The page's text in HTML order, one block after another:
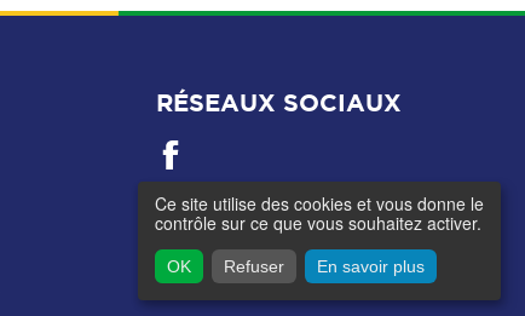
RÉSEAUX SOCIAUX
Ce site utilise des cookies et vous donne le
contrôle sur ce que vous souhaitez activer.
OK Refuser En savoir plus